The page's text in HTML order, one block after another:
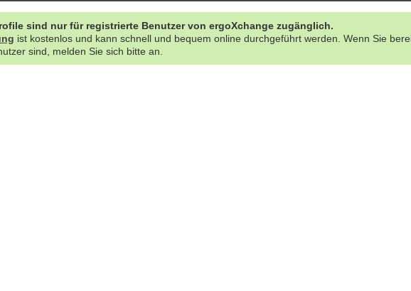
sind nur für registrierte Benutzer von ergoXchange zugänglich.
ist kostenlos und kann schnell und bequem online durchgeführt werden. Wenn Sie
sind, melden Sie sich bitte an.